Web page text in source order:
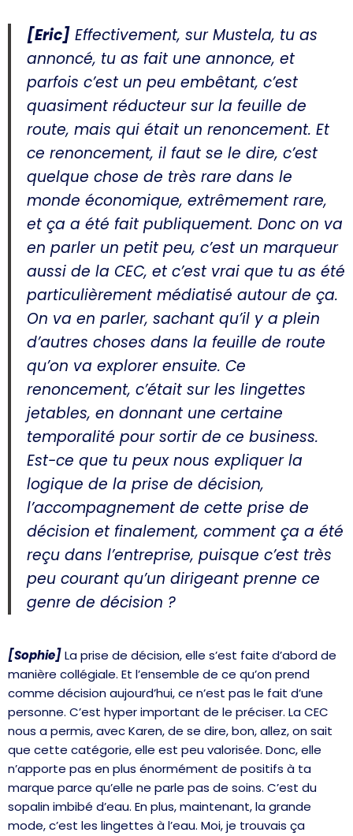
[Eric] Effectivement, sur Mustela, tu as
annoncé, tu as fait une annonce, et
parfois c’est un peu embêtant, c’est
quasiment réducteur sur la feuille de
route, mais qui était un renoncement. Et
ce renoncement, il faut se le dire, c’est
quelque chose de très rare dans le
monde économique, extrêmement rare,
et ça a été fait publiquement. Donc on va
en parler un petit peu, c’est un marqueur
aussi de la CEC, et c’est vrai que tu as été
particulièrement médiatisé autour de ça.
On va en parler, sachant qu’il y a plein
d’autres choses dans la feuille de route
qu’on va explorer ensuite. Ce
renoncement, c’était sur les lingettes
jetables, en donnant une certaine
temporalité pour sortir de ce business.
Est-ce que tu peux nous expliquer la
logique de la prise de décision,
l’accompagnement de cette prise de
décision et finalement, comment ça a été
reçu dans l’entreprise, puisque c’est très
peu courant qu’un dirigeant prenne ce
genre de décision ?
[Sophie]La prise de décision, elle s’est faite d’abord de
manière collégiale. Et l’ensemble de ce qu’on prend
comme décision aujourd’hui, ce n’est pas le fait d’une
personne. C’est hyper important de le préciser. La CEC
nous a permis, avec Karen, de se dire, bon, allez, on sait
que cette catégorie, elle est peu valorisée. Donc, elle
n’apporte pas en plus énormément de positifs à ta
marque parce qu’elle ne parle pas de soins. C’est du
sopalin imbibé d’eau. En plus, maintenant, la grande
mode, c’est les lingettes à l’eau. Moi, je trouvais ça